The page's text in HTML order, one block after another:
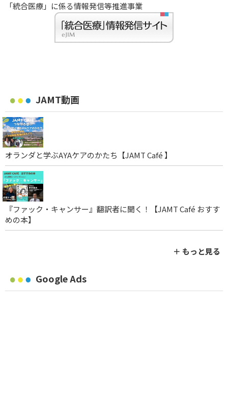
「統合医療」に係る情報発信等推進事業
JAMT動画
オランダと学ぶAYAケアのかたち【JAMT Café 】
『ファック・キャンサー』翻訳者に聞く！【JAMT Café おすす
めの本】
＋ もっと見る
Google Ads